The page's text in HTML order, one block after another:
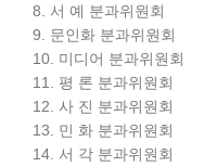
8. 서 예 분과위원회
9. 문인화 분과위원회
10. 미디어 분과위원회
11. 평 론 분과위원회
12. 사 진 분과위원회
13. 민 화 분과위원회
14. 서 각 분과위원회